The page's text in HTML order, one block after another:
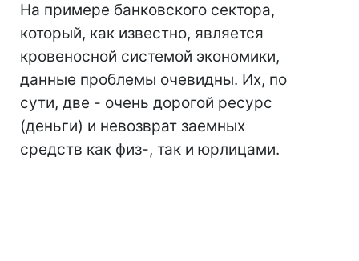
На примере банковского сектора,
который, как известно, является
кровеносной системой экономики,
данные проблемы очевидны. Их, по
сути, две - очень дорогой ресурс
(деньги) и невозврат заемных
средств как физ-, так и юрлицами.